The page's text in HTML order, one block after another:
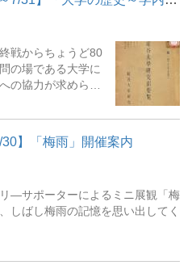
ジーがもたらすイ
す。AIの基礎から
の学びについて多
示を通して、AIを
最大限に活かす、
間：2025年7月1
示場所：大宮図書
展示資料】・5000
続された「ミラー
の罠・AIで変わる
るために・機械よ
の対話が、人間で
戦からちょうど80
の場である大学に
の協力が求めら
る多数の学生の戦
りました。 今回の
された学内出版物
思います。戦前は
も研究に関連した
後の時節の影響を
ます。取り上げる
30】「梅雨」開催案内
―サポーターによるミニ展観「梅
しばし梅雨の記憶を思い出してく